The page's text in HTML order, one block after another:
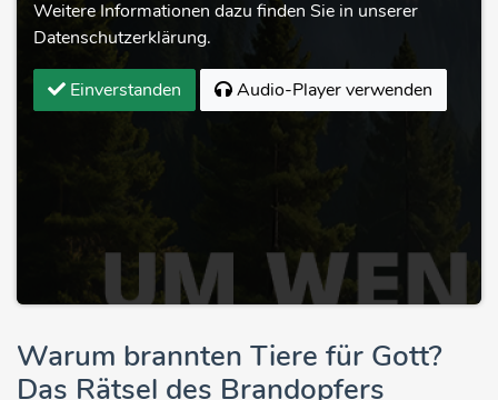
Weitere Informationen dazu finden Sie in unserer
Datenschutzerklärung.
Einverstanden Audio-Player verwenden
Warum brannten Tiere für Gott?
Das Rätsel des Brandopfers